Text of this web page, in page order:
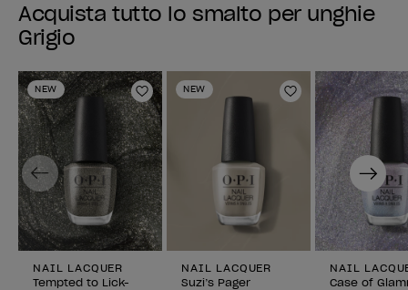
Acquista tutto lo smalto per unghie
Grigio
NEW
Aggiungi alla lista dei desideri
NAIL LACQUER
Tempted to Lick-
NEW
Aggiungi alla
NAIL LACQUER
Suzi’s Pager
NAIL
Case of
Previous Next